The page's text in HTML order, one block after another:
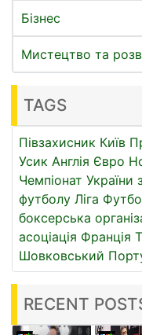
Бізнес
Мистецтво та
TAGS
Півзахисник Київ
Усик Англія Євро
Чемпіонат України
футболу Ліга
боксерська
асоціація Франція
Шовковський
RECENT